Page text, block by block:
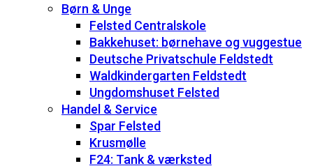
Børn & Unge
Felsted Centralskole
Bakkehuset: børnehave og vuggestue
Deutsche Privatschule Feldstedt
Waldkindergarten Feldstedt
Ungdomshuset Felsted
Handel & Service
Spar Felsted
Krusmølle
F24: Tank & værksted